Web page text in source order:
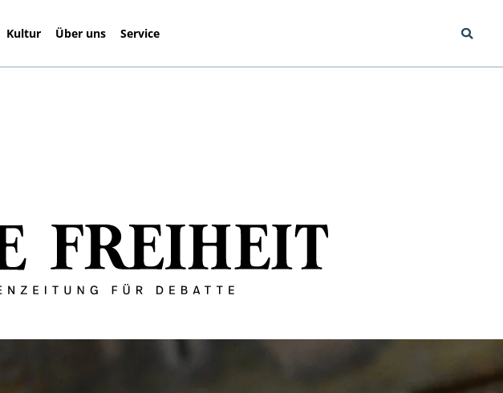
Kultur Über uns Service